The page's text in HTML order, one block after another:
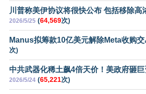
川普称美伊协议将很快公布 包括移除高
2026/5/25 (64,569次)
Manus拟筹款10亿美元解除Meta收购交
次)
中共武器化稀土飙4倍天价！美政府砸
2026/5/24 (65,221次)